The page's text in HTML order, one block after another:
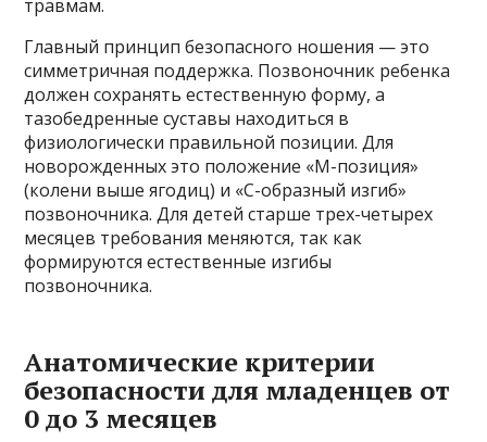
травмам.
Главный принцип безопасного ношения — это
симметричная поддержка. Позвоночник ребенка
должен сохранять естественную форму, а
тазобедренные суставы находиться в
физиологически правильной позиции. Для
новорожденных это положение «М-позиция»
(колени выше ягодиц) и «С-образный изгиб»
позвоночника. Для детей старше трех-четырех
месяцев требования меняются, так как
формируются естественные изгибы
позвоночника.
Анатомические критерии
безопасности для младенцев от
0 до 3 месяцев